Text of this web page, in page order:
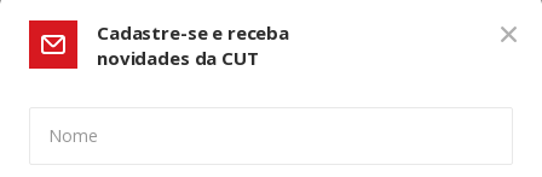
Cadastre-se e receba
novidades da CUT
Nome